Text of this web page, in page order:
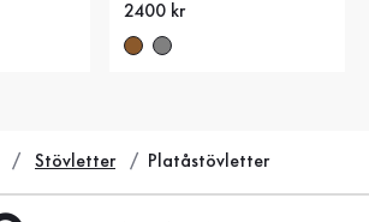
Nytt pris
2400 kr
Stövletter Platåstövletter